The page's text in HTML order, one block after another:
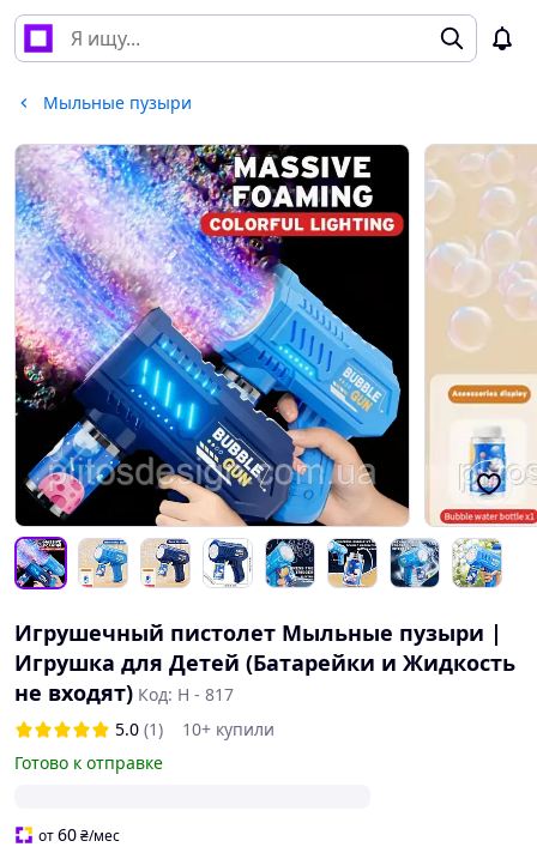
Мыльные пузыри
Игрушечный пистолет Мыльные пузыри |
Игрушка для Детей (Батарейки и Жидкость
не входят) Код: Н - 817
5.0 (1)
10+ купили
Готово к отправке
от60₴/мес